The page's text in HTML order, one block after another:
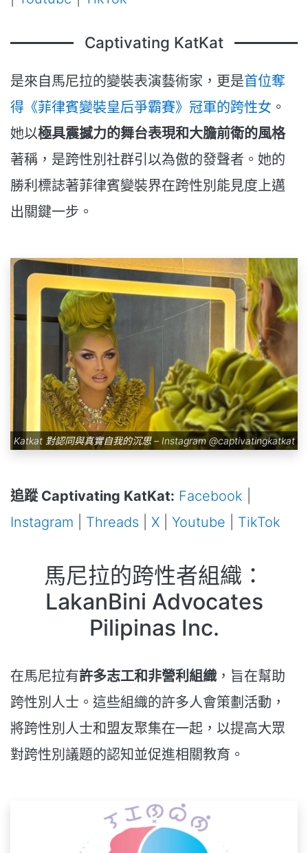
Captivating KatKat
是來自馬尼拉的變裝表演藝術家，更是首位奪
得《菲律賓變裝皇后爭霸賽》冠軍的跨性女 。
她以極具震撼力的舞台表現和大膽前衛的風格
著稱，是跨性別社群引以為傲的發聲者。她的
勝利標誌著菲律賓變裝界在跨性別能見度上邁
出關鍵一步。
Katkat 對認同與真實自我的沉思 – Instagram @captivatingkatkat
追蹤 Captivating KatKat: Facebook
Instagram
Threads X Youtube TikTok
馬尼拉的跨性者組織：
LakanBini Advocates
Pilipinas Inc.
在馬尼拉有許多志工和非營利組織 ，旨在幫助
跨性別人士。這些組織的許多人會策劃活動，
將跨性別人士和盟友聚集在一起，以提高大眾
對跨性別議題的認知並促進相關教育。